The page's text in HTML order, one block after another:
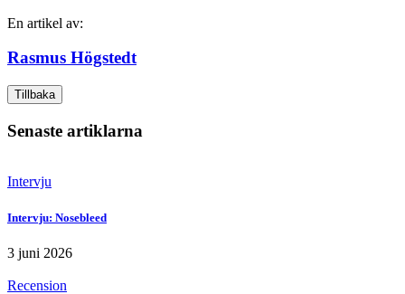
En artikel av:
Rasmus Högstedt
Tillbaka
Senaste artiklarna
Intervju
Intervju: Nosebleed
3 juni 2026
Recension